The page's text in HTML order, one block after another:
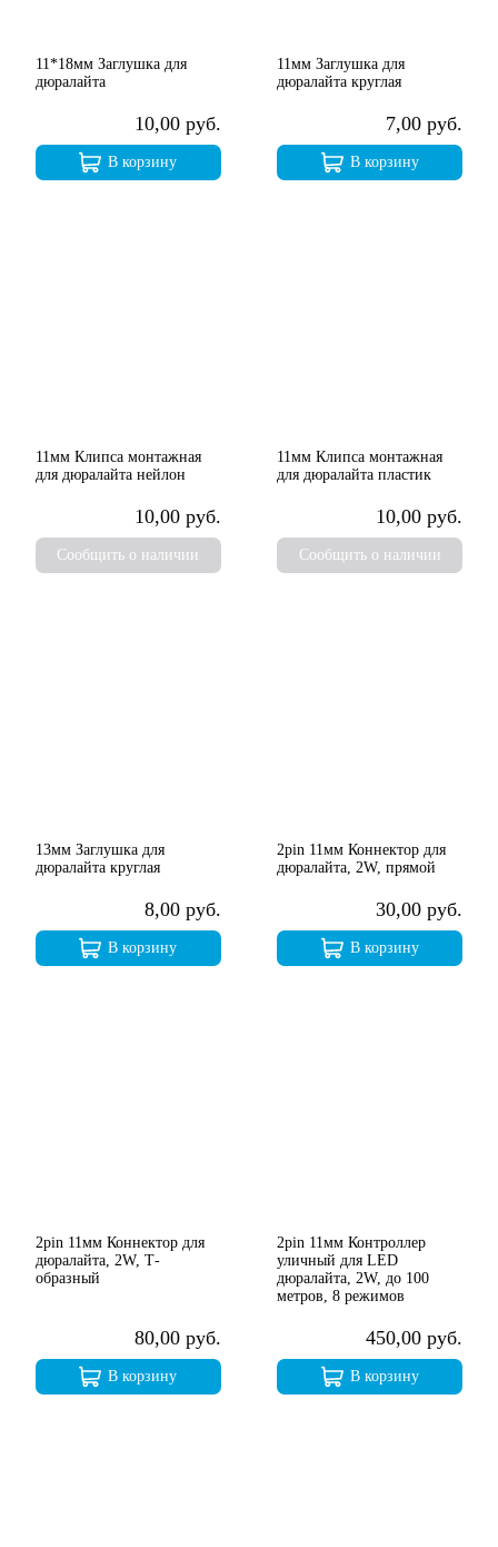
11*18мм Заглушка для
дюралайта
10,00 руб.
В корзину
11мм Заглушка для
дюралайта круглая
7,00 руб.
В корзину
11мм Клипса монтажная
для дюралайта нейлон
10,00 руб.
Сообщить о наличии
11мм Клипса монтажная
для дюралайта пластик
10,00 руб.
Сообщить о наличии
13мм Заглушка для
дюралайта круглая
8,00 руб.
В корзину
2pin 11мм Коннектор для
дюралайта, 2W, прямой
30,00 руб.
В корзину
2pin 11мм Коннектор для
дюралайта, 2W, Т-
образный
80,00 руб.
В корзину
2pin 11мм Контроллер
уличный для LED
дюралайта, 2W, до 100
метров, 8 режимов
450,00 руб.
В корзину